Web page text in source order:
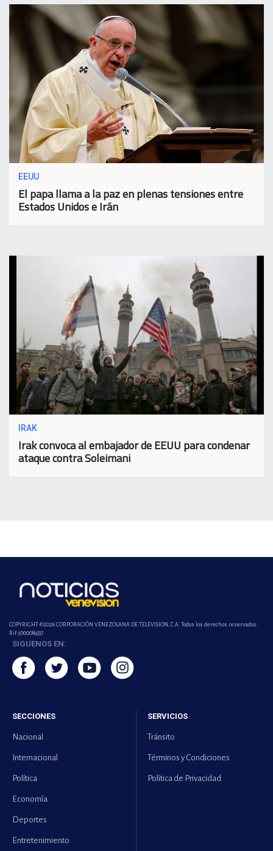
EEUU
El papa llama a la paz en plenas tensiones entre
Estados Unidos e Irán
IRAK
Irak convoca al embajador de EEUU para condenar
ataque contra Soleimani
COPYRIGHT ©2026 CORPORACIÓN VENEZOLANA DE TELEVISION, C.A. Todos los derechos reservados.
Rif-j000089337
SIGUENOS EN:
SECCIONES
Nacional
Internacional
Política
Economía
Deportes
Entretenimiento
SERVICIOS
Tránsito
Términos y Condiciones
Política de Privacidad